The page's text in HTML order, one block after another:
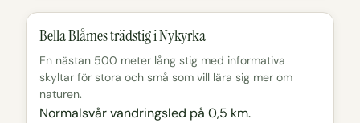
Bella Blåmes trädstig i Nykyrka
En nästan 500 meter lång stig med informativa
skyltar för stora och små som vill lära sig mer om
naturen.
Normalsvår vandringsled på 0,5 km.